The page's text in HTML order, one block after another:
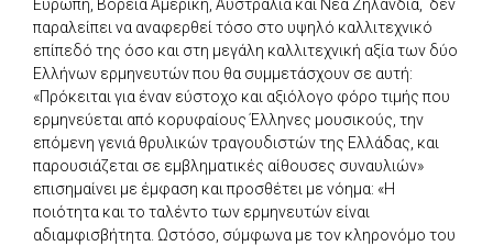
Ευρώπη, Βόρεια Αμερική, Αυστραλία και Νέα Ζηλανδία, δεν
παραλείπει να αναφερθεί τόσο στο υψηλό καλλιτεχνικό
επίπεδό της όσο και στη μεγάλη καλλιτεχνική αξία των δύο
Ελλήνων ερμηνευτών που θα συμμετάσχουν σε αυτή:
«Πρόκειται για έναν εύστοχο και αξιόλογο φόρο τιμής που
ερμηνεύεται από κορυφαίους Έλληνες μουσικούς, την
επόμενη γενιά θρυλικών τραγουδιστών της Ελλάδας, και
παρουσιάζεται σε εμβληματικές αίθουσες συναυλιών»
επισημαίνει με έμφαση και προσθέτει με νόημα: «Η
ποιότητα και το ταλέντο των ερμηνευτών είναι
αδιαμφισβήτητα. Ωστόσο, σύμφωνα με τον κληρονόμο του